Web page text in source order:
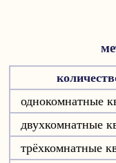
однокомнатные
двухкомнатные
трёхкомнатные